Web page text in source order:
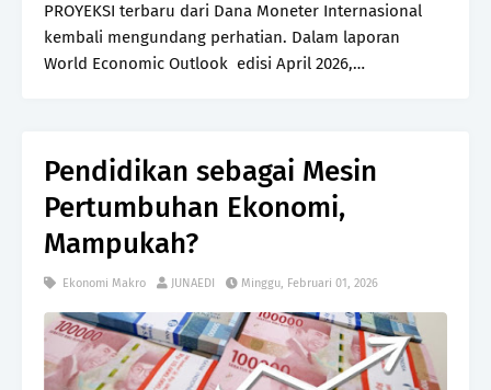
PROYEKSI terbaru dari Dana Moneter Internasional
kembali mengundang perhatian. Dalam laporan
World Economic Outlook edisi April 2026,
Pendidikan sebagai Mesin
Pertumbuhan Ekonomi,
Mampukah?
Ekonomi Makro JUNAEDI Minggu, Februari 01, 2026